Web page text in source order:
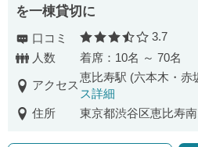
を一棟貸切に
口コミ 口コミ評
3.7
人数
着席：10名 ～ 70名
アクセス
恵比寿駅 (六本木・赤
ス詳細
住所
東京都渋谷区恵比寿